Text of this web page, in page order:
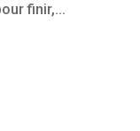
finir,...